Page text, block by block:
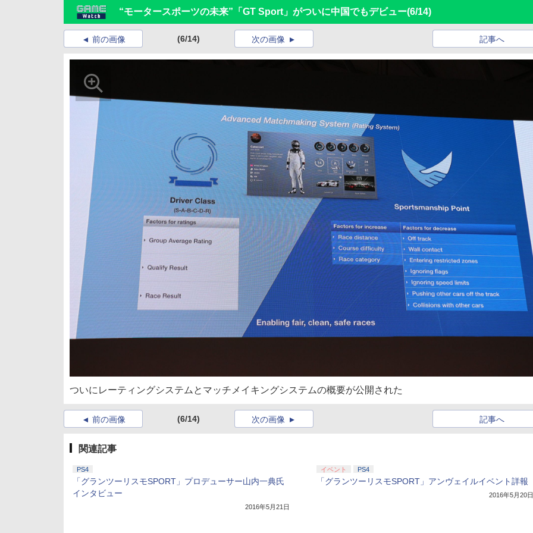
“モータースポーツの未来”「GT Sport」がついに中国でもデビュー(6/14)
前の画像 (6/14) 記事へ
次の画像
ついにレーティングシステムとマッチメイキングシステムの概要が公開された
前の画像 (6/14) 記事へ
次の画像
関連記事
PS4
「グランツーリスモSPORT」プロデューサー山内一典氏
インタビュー
2016年5月21日
イベント PS4
「グランツーリスモSPORT」アンヴェイルイベント詳報
2016年5月20日